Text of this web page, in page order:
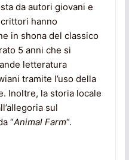
da autori giovani e
hanno
in shona del classico
5 anni che si
letteratura
tramite l’uso della
Inoltre, la storia locale
sul
“Animal Farm“.